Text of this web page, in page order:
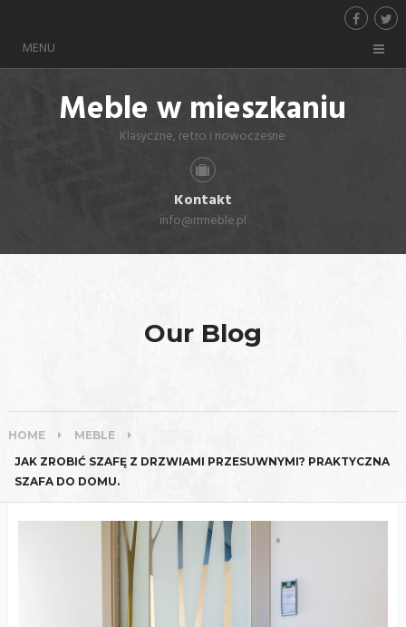
MENU
Meble w mieszkaniu
Klasyczne, retro i nowoczesne
Kontakt
info@rrmeble.pl
Our Blog
HOME
MEBLE
JAK ZROBIĆ SZAFĘ Z DRZWIAMI PRZESUWNYMI? PRAKTYCZNA
SZAFA DO DOMU.